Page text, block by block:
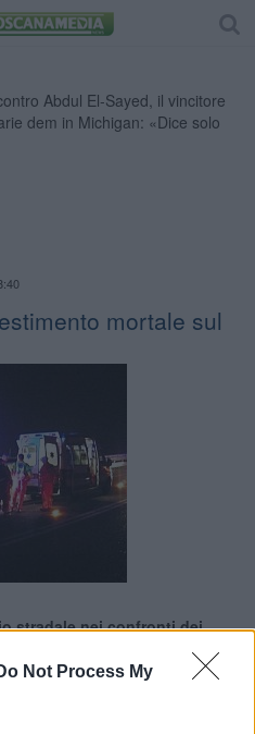
Not Process My
mortale sul
stradale nei confronti dei
l'uomo a piedi in una